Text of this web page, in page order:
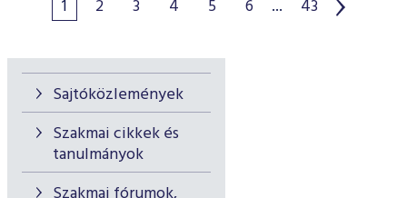
Sajtóközlemények
Szakmai cikkek és
tanulmányok
1 2 3 4 5 6 ... 43